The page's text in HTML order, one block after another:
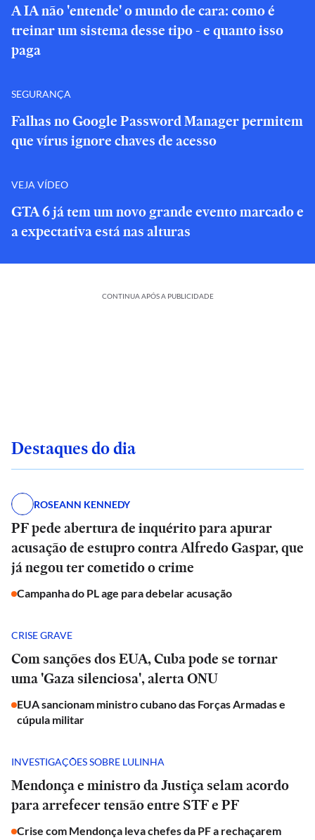
A IA não 'entende' o mundo de cara: como é
treinar um sistema desse tipo - e quanto isso
paga
SEGURANÇA
Falhas no Google Password Manager permitem
que vírus ignore chaves de acesso
VEJA VÍDEO
GTA 6 já tem um novo grande evento marcado e
a expectativa está nas alturas
CONTINUA APÓS A PUBLICIDADE
Destaques do dia
ROSEANN KENNEDY
PF pede abertura de inquérito para apurar
acusação de estupro contra Alfredo Gaspar, que
já negou ter cometido o crime
Campanha do PL age para debelar acusação
CRISE GRAVE
Com sanções dos EUA, Cuba pode se tornar
uma 'Gaza silenciosa', alerta ONU
EUA sancionam ministro cubano das Forças Armadas e
cúpula militar
INVESTIGAÇÕES SOBRE LULINHA
Mendonça e ministro da Justiça selam acordo
para arrefecer tensão entre STF e PF
Crise com Mendonça leva chefes da PF a rechaçarem